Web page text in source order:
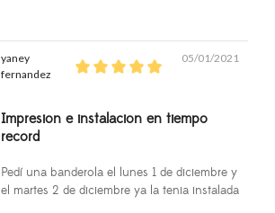
yaney
fernandez
05/01/2021
Impresion e instalacion en tiempo
record
Pedí una banderola el lunes 1 de diciembre y
el martes 2 de diciembre ya la tenia instalada